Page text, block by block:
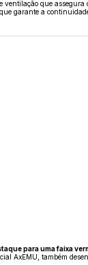
que
garante a
para uma faixa
AxEMU, também